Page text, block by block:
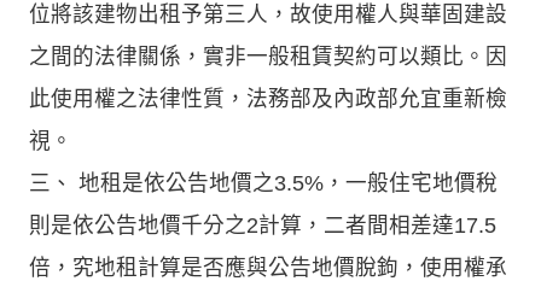
位將該建物出租予第三人，故使用權人與華固建設
之間的法律關係，實非一般租賃契約可以類比。因
此使用權之法律性質，法務部及內政部允宜重新檢
視。
三、 地租是依公告地價之3.5%，一般住宅地價稅
則是依公告地價千分之2計算，二者間相差達17.5
倍，究地租計算是否應與公告地價脫鉤，使用權承